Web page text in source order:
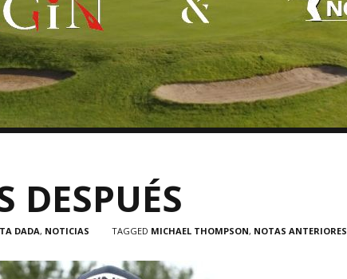
DESPUÉS
DADA, NOTICIAS TAGGED MICHAEL THOMPSON, NOTAS ANTERIORES